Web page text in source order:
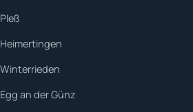
Pleß
Heimertingen
Winterrieden
Egg an der Günz